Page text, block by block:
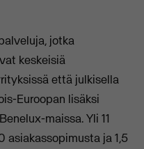
jotka
keskeisiä
että julkisella
Euroopan lisäksi
maissa. Yli 11
ja 1,5